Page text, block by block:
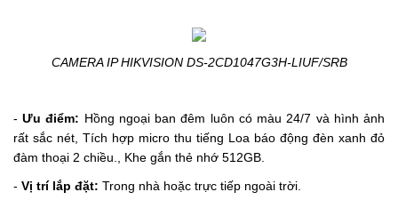
CAMERA IP HIKVISION DS-2CD1047G3H-LIUF/SRB
-Ưu điểm: Hồng ngoại ban đêm luôn có màu 24/7 và hình ảnh
rất sắc nét, Tích hợp micro thu tiếng Loa báo động đèn xanh đỏ
đàm thoại 2 chiều.
, Khe gắn thẻ nhớ 512GB.
- Vị trí lắp đặt: Trong nhà hoặc trực tiếp ngoài trời.